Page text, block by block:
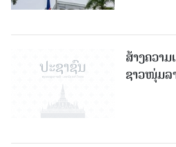
ສ້າງຄວາ
ຊາວໜຸ່ມລ